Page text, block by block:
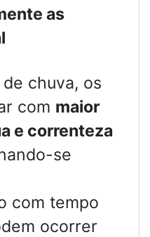
as
chuva, os
com maior
e correnteza
se
com tempo
ocorrer